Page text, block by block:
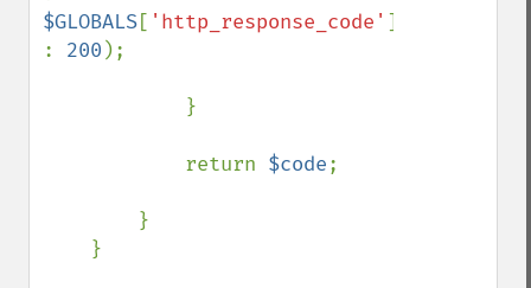
$GLOBALS[ 'http_response_code' ]
: 200 );
            return
$code;